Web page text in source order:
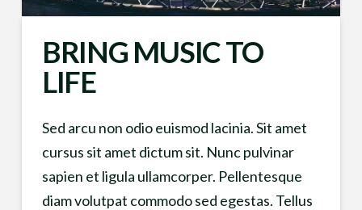
BRING MUSIC TO
LIFE
Sed arcu non odio euismod lacinia. Sit amet
cursus sit amet dictum sit. Nunc pulvinar
sapien et ligula ullamcorper. Pellentesque
diam volutpat commodo sed egestas. Tellus